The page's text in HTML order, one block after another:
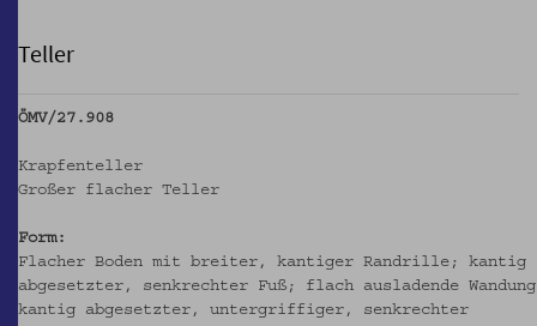
Teller
ÖMV/27.908
Krapfenteller
Großer flacher Teller
Form:
Flacher Boden mit breiter, kantiger Randrille; kantig
abgesetzter, senkrechter Fuß; flach ausladende
kantig abgesetzter, untergriffiger, senkrechter